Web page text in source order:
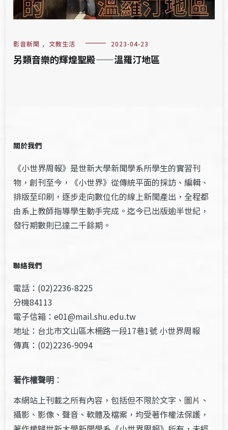
影音新聞 , 文教生活 2023-04-23
另類音樂的輝煌聖殿——溫羅汀地區
關於我們
《小世界周報》是世新大學新聞學系所學生的實習刊
物，創刊至今，《小世界》從傳統平面的採訪、編輯、
排版至印刷，逐步走向數位化的線上新聞產出，全程都
由系上教師指導學生動手完成。迄今已出版逾半世紀，
發行期數則已達二千餘期。
聯絡我們
電話：(02)2236-8225
分機84113
電子信箱：e01@mail.shu.edu.tw
地址：台北市文山區木柵路一段17巷1號 小世界周報
傳真：(02)2236-9094
著作權聲明 ：
本網站上刊載之所有內容，包括但不限於文字、圖片、
攝影、影像、聲音、軟體及檔案，均受著作權法保護，